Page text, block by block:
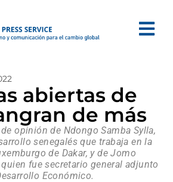
abiertas de
de más
opinión de Ndongo Samba Sylla,
senegalés que trabaja en la
de Dakar, y de Jomo
fue secretario general adjunto
Económico.